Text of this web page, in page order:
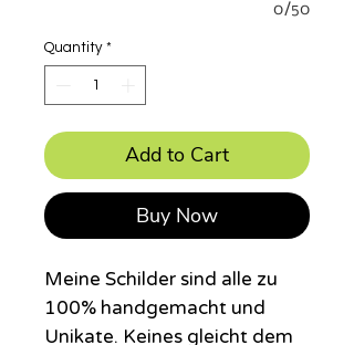
0/50
Quantity *
Add to Cart
Buy Now
Meine Schilder sind alle zu
100% handgemacht und
Unikate. Keines gleicht dem